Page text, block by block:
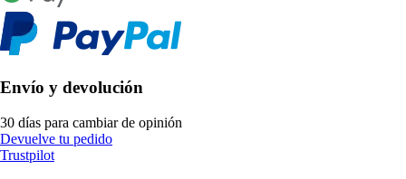
Envío y devolución
30 días para cambiar de opinión
Devuelve tu pedido
Trustpilot